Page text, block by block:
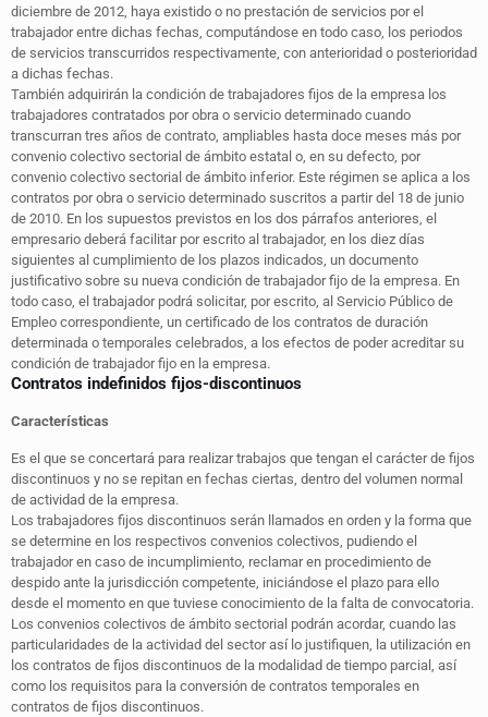
diciembre de 2012, haya existido o no prestación de servicios por el
trabajador entre dichas fechas, computándose en todo caso, los periodos
de servicios transcurridos respectivamente, con anterioridad o posterioridad
a dichas fechas.
También adquirirán la condición de trabajadores fijos de la empresa los
trabajadores contratados por obra o servicio determinado cuando
transcurran tres años de contrato, ampliables hasta doce meses más por
convenio colectivo sectorial de ámbito estatal o, en su defecto, por
convenio colectivo sectorial de ámbito inferior. Este régimen se aplica a los
contratos por obra o servicio determinado suscritos a partir del 18 de junio
de 2010. En los supuestos previstos en los dos párrafos anteriores, el
empresario deberá facilitar por escrito al trabajador, en los diez días
siguientes al cumplimiento de los plazos indicados, un documento
justificativo sobre su nueva condición de trabajador fijo de la empresa. En
todo caso, el trabajador podrá solicitar, por escrito, al Servicio Público de
Empleo correspondiente, un certificado de los contratos de duración
determinada o temporales celebrados, a los efectos de poder acreditar su
condición de trabajador fijo en la empresa.
Contratos indefinidos fijos-discontinuos
Características
Es el que se concertará para realizar trabajos que tengan el carácter de fijos
discontinuos y no se repitan en fechas ciertas, dentro del volumen normal
de actividad de la empresa.
Los trabajadores fijos discontinuos serán llamados en orden y la forma que
se determine en los respectivos convenios colectivos, pudiendo el
trabajador en caso de incumplimiento, reclamar en procedimiento de
despido ante la jurisdicción competente, iniciándose el plazo para ello
desde el momento en que tuviese conocimiento de la falta de convocatoria.
Los convenios colectivos de ámbito sectorial podrán acordar, cuando las
particularidades de la actividad del sector así lo justifiquen, la utilización en
los contratos de fijos discontinuos de la modalidad de tiempo parcial, así
como los requisitos para la conversión de contratos temporales en
contratos de fijos discontinuos.